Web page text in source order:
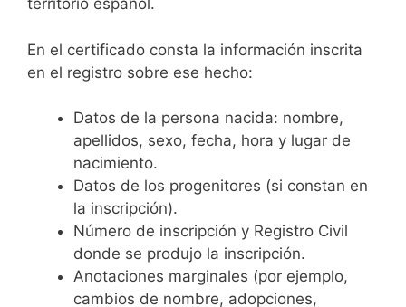
territorio español.
En el certificado consta la información inscrita
en el registro sobre ese hecho:
Datos de la persona nacida: nombre,
apellidos, sexo, fecha, hora y lugar de
nacimiento.
Datos de los progenitores (si constan en
la inscripción).
Número de inscripción y Registro Civil
donde se produjo la inscripción.
Anotaciones marginales (por ejemplo,
cambios de nombre, adopciones,